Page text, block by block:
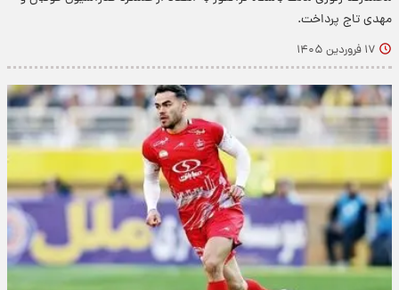
مهدی تاج پرداخت.
۱۷ فروردین ۱۴۰۵